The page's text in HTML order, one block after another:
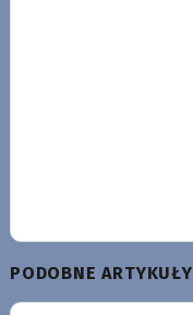
PODOBNE ARTYKUŁY